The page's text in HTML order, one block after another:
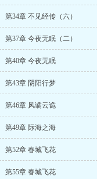
第34章 不见经传（六）
第37章 今夜无眠（二）
第40章 今夜无眠
第43章 阴阳行梦
第46章 风谲云诡
第49章 际海之海
第52章 春城飞花
第55章 春城飞花